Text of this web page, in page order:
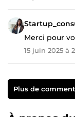
Merci pour
15 juin 2025 à
Plus de